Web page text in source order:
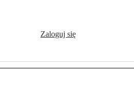
Zaloguj się